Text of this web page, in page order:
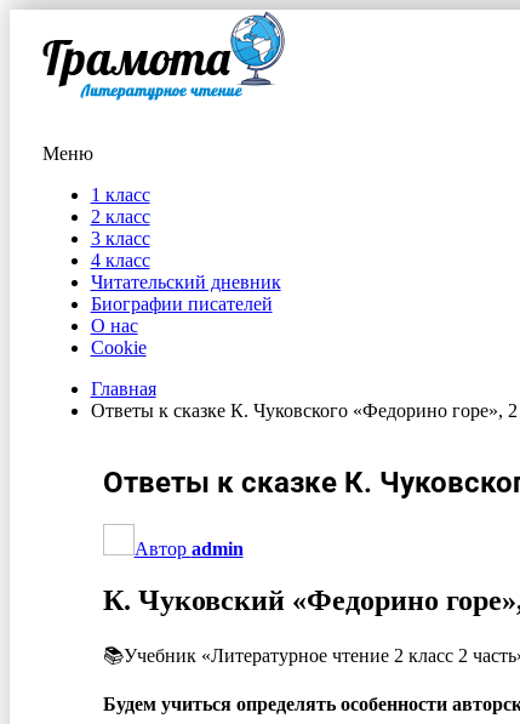
Меню
1 класс
2 класс
3 класс
4 класс
Читательский дневник
Биографии писателей
О нас
Cookie
Главная
Ответы к сказке К. Чуковского «Федорино горе», 2
Ответы к сказке К.
Автор admin
К. Чуковский «Федорино
📚Учебник «Литературное чтение 2 класс 2
Будем учиться определять особенности